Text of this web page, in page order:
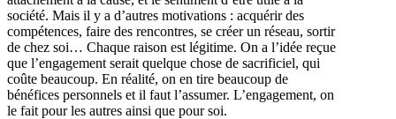
société. Mais il y a d’autres motivations : acquérir des
compétences, faire des rencontres, se créer un réseau, sortir
de chez soi… Chaque raison est légitime. On a l’idée reçue
que l’engagement serait quelque chose de sacrificiel, qui
coûte beaucoup. En réalité, on en tire beaucoup de
bénéfices personnels et il faut l’assumer. L’engagement, on
le fait pour les autres ainsi que pour soi.